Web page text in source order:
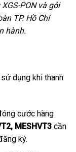
PON và gói
TP. Hồ Chí
hành.
dụng khi thanh
cước hàng
MESHVT3cần
ký.